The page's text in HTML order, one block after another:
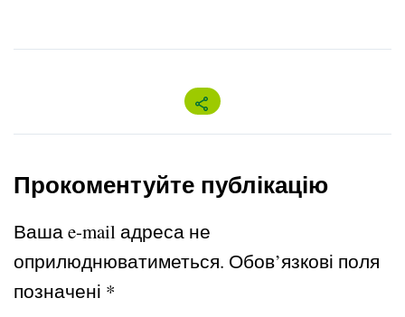
Прокоментуйте публікацію
Ваша e-mail адреса не
оприлюднюватиметься. Обов’язкові поля
позначені *